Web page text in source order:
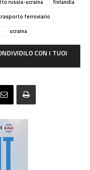
russia-ucraina
finlandia
ferroviario
ucraina
CON I TUOI